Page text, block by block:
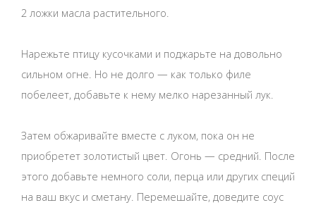
2 ложки масла растительного.
Нарежьте птицу кусочками и поджарьте на довольно
сильном огне. Но не долго — как только филе
побелеет, добавьте к нему мелко нарезанный лук.
Затем обжаривайте вместе с луком, пока он не
приобретет золотистый цвет. Огонь — средний. После
этого добавьте немного соли, перца или других специй
на ваш вкус и сметану. Перемешайте, доведите соус